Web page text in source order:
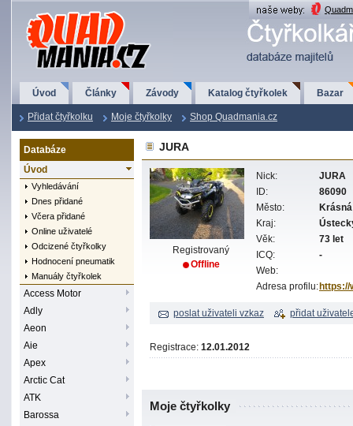
QuadMania.cz
Úvod Články Závody Katalog čtyřkolek Bazar
Přidat čtyřkolku Moje čtyřkolky Shop Quadmania.cz
Databáze
Úvod
Vyhledávání
Dnes přidané
Včera přidané
Online uživatelé
Odcizené čtyřkolky
Hodnocení pneumatik
Manuály čtyřkolek
Access Motor
Adly
Aeon
Aie
Apex
Arctic Cat
ATK
Barossa
JURA
Registrovaný
Offline
Nick:
JURA
ID:
86090
Město:
Kraj:
Věk:
73 let
ICQ:
-
Web:
Adresa profilu: https://
poslat uživateli vzkaz přidat
Registrace: 12.01.2012
Moje čtyřkolky